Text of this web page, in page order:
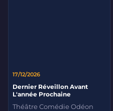
17/12/2026
Dernier Réveillon Avant
L'année Prochaine
Théâtre Comédie Odéon